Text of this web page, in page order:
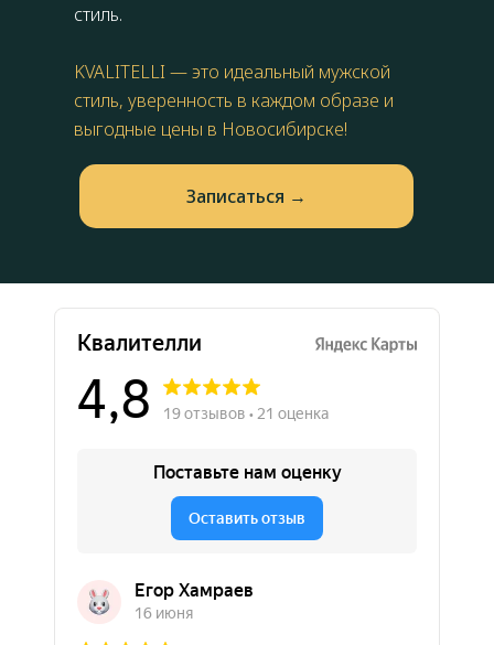
стиль.
KVALITELLI — это идеальный мужской
стиль, уверенность в каждом образе и
выгодные цены в Новосибирске!
Запиcаться →